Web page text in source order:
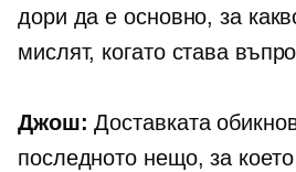
дори да е основно, за
мислят, когато става
Джош: Доставката
последното нещо, за